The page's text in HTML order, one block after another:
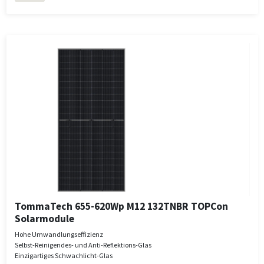
TommaTech 655-620Wp M12 132TNBR TOPCon
Solarmodule
Hohe Umwandlungseffizienz
Selbst-Reinigendes- und Anti-Reflektions-Glas
Einzigartiges Schwachlicht-Glas